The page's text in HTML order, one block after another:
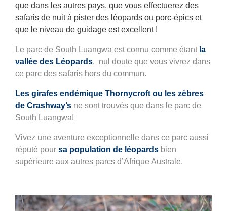
que dans les autres pays, que vous effectuerez des
safaris de nuit à pister des léopards ou porc-épics et
que le niveau de guidage est excellent !
Le parc de South Luangwa est connu comme étant la
vallée des Léopards, nul doute que vous vivrez dans
ce parc des safaris hors du commun.
Les girafes endémique Thornycroft ou les zèbres
de Crashway’s ne sont trouvés que dans le parc de
South Luangwa!
Vivez une aventure exceptionnelle dans ce parc aussi
réputé pour sa population de léopards bien
supérieure aux autres parcs d’Afrique Australe.